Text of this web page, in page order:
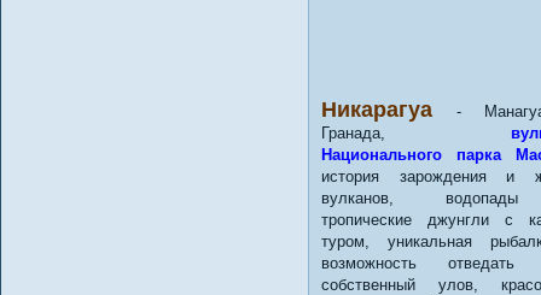
Никарагуа -
Гранада,
Национального парка
история зарождения и
вулканов,
тропические джунгли с
туром, уникальная
возможность отведать
собственный улов,